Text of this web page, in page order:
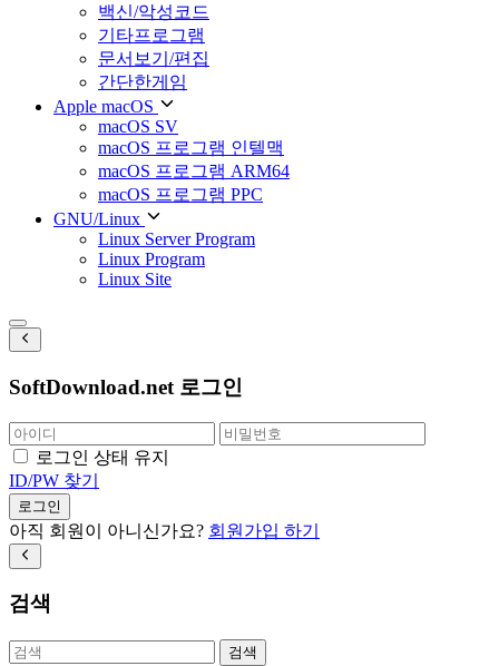
백신/악성코드
기타프로그램
문서보기/편집
간단한게임
Apple macOS
macOS SV
macOS 프로그램 인텔맥
macOS 프로그램 ARM64
macOS 프로그램 PPC
GNU/Linux
Linux Server Program
Linux Program
Linux Site
SoftDownload.net 로그인
로그인 상태 유지
ID/PW 찾기
로그인
아직 회원이 아니신가요? 회원가입 하기
검색
검색